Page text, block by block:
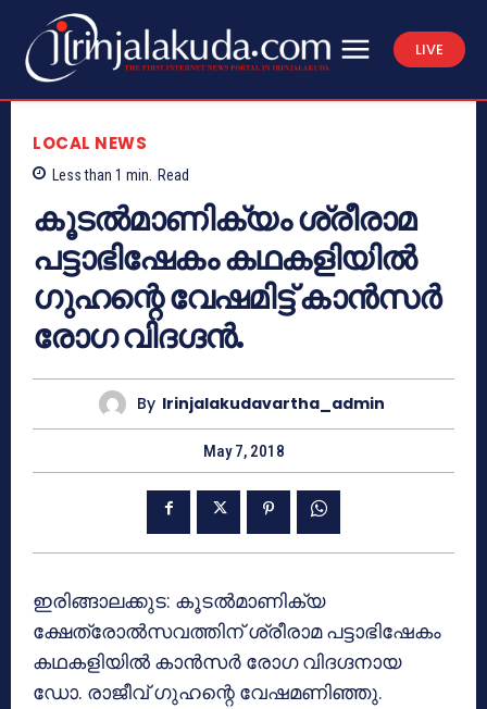
LIVE
LOCAL NEWS
Less than 1 min. Read
കൂടല്‍മാണിക്യം ശ്രീരാമ
പട്ടാഭിഷേകം കഥകളിയില്‍
ഗുഹന്റെ വേഷമിട്ട് കാന്‍സര്‍
രോഗ വിദഗ്ദന്‍.
By Irinjalakudavartha_admin
May 7, 2018
ഇരിങ്ങാലക്കുട: കൂടല്‍മാണിക്യ
ക്ഷേത്രോല്‍സവത്തിന് ശ്രീരാമ പട്ടാഭിഷേകം
കഥകളിയില്‍ കാന്‍സര്‍ രോഗ വിദഗ്ദനായ
ഡോ. രാജീവ് ഗുഹന്റെ വേഷമണിഞ്ഞു.